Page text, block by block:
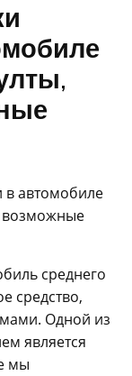
среднего
средство,
Одной из
является
мы